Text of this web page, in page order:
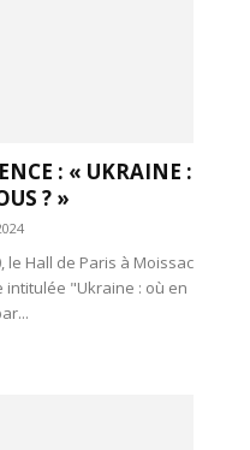
: « UKRAINE :
? »
le Hall de Paris à Moissac
"Ukraine : où en